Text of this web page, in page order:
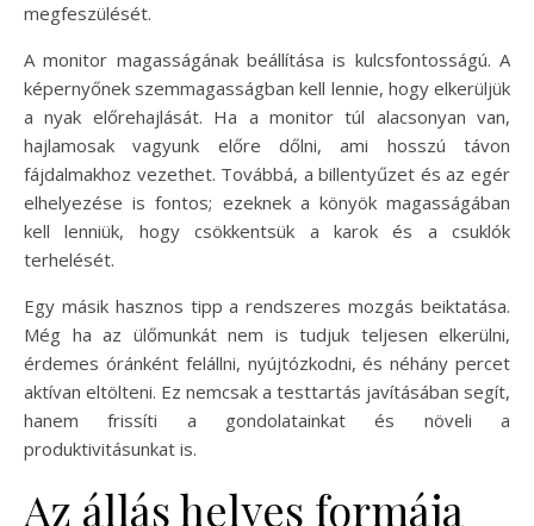
megfeszülését.
A monitor magasságának beállítása is kulcsfontosságú. A
képernyőnek szemmagasságban kell lennie, hogy elkerüljük
a nyak előrehajlását. Ha a monitor túl alacsonyan van,
hajlamosak vagyunk előre dőlni, ami hosszú távon
fájdalmakhoz vezethet. Továbbá, a billentyűzet és az egér
elhelyezése is fontos; ezeknek a könyök magasságában
kell lenniük, hogy csökkentsük a karok és a csuklók
terhelését.
Egy másik hasznos tipp a rendszeres mozgás beiktatása.
Még ha az ülőmunkát nem is tudjuk teljesen elkerülni,
érdemes óránként felállni, nyújtózkodni, és néhány percet
aktívan eltölteni. Ez nemcsak a testtartás javításában segít,
hanem frissíti a gondolatainkat és növeli a
produktivitásunkat is.
Az állás helyes formája